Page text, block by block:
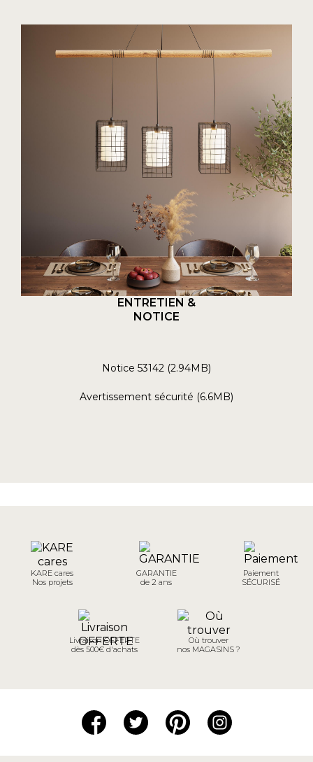
ENTRETIEN &
NOTICE
Notice 53142 (2.94MB)
Avertissement sécurité (6.6MB)
KARE cares
Nos projets
GARANTIE
de 2 ans
Paiement
SÉCURISÉ
Livraison OFFERTE
dès 500€ d'achats
Où trouver
nos MAGASINS ?